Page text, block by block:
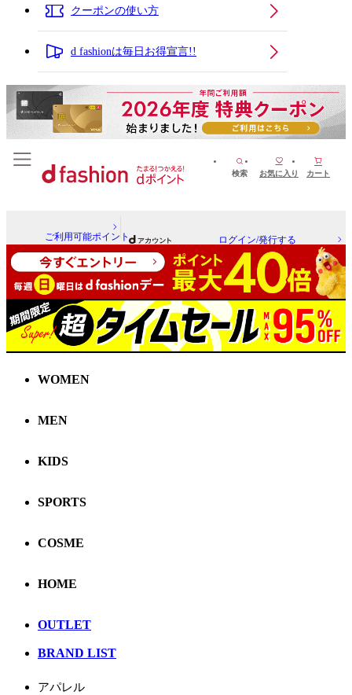
クーポンの使い方
d fashionは毎日お得宣言!!
検索 お気に入り カート
ご利用可能ポイント ログイン/発行する
WOMEN
MEN
KIDS
SPORTS
COSME
HOME
OUTLET
BRAND LIST
アパレル